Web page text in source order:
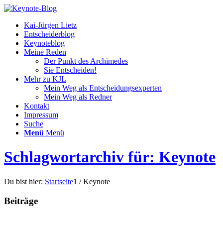
Kai-Jürgen Lietz
Entscheiderblog
Keynoteblog
Meine Reden
Der Punkt des Archimedes
Sie Entscheiden!
Mehr zu KJL
Mein Weg als Entscheidungsexperten
Mein Weg als Redner
Kontakt
Impressum
Suche
Menü Menü
Schlagwortarchiv für: Keynote
Du bist hier: Startseite1 / Keynote
Beiträge